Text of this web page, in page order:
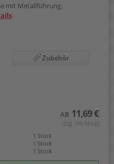
mit Metallführung,
Zubehör
AB 11,69 €
(zzgl. 19% Mwst.)
1 Stück
1 Stück
1 Stück